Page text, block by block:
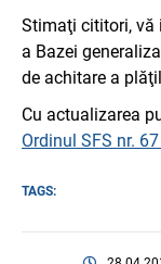
Stimaţi cititori, vă
a Bazei
de achitare a
Cu actualizarea
Ordinul SFS nr.
TAGS: